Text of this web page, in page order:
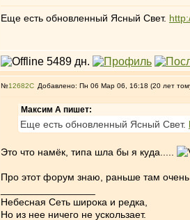
Еще есть обновленный Ясный Свет.
№12682 Добавлено: Пн 06 Мар 06, 16:18 (20 лет
Максим А пишет:
Еще есть обновленный Ясный Свет.
Это что намёк, типа шла бы я куда.....
Про этот форум знаю, раньше там
Небесная Сеть широка и редка,
Но из нее ничего не ускользает.